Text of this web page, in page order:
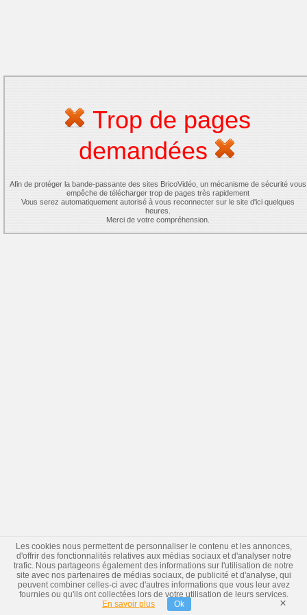
Trop de pages
demandées
Afin de protéger la bande-passante des sites BricoVidéo, un mécanisme de sécurité vous
empêche de télécharger trop de pages très rapidement
Vous serez automatiquement autorisé à vous reconnecter sur le site d'ici quelques
heures.
Merci de votre compréhension.
Les cookies nous permettent de personnaliser le contenu et les annonces,
d'offrir des fonctionnalités relatives aux médias sociaux et d'analyser notre
trafic. Nous partageons également des informations sur l'utilisation de notre
site avec nos partenaires de médias sociaux, de publicité et d'analyse, qui
peuvent combiner celles-ci avec d'autres informations que vous leur avez
fournies ou qu'ils ont collectées lors de votre utilisation de leurs services.
En savoir plus
Ok ×